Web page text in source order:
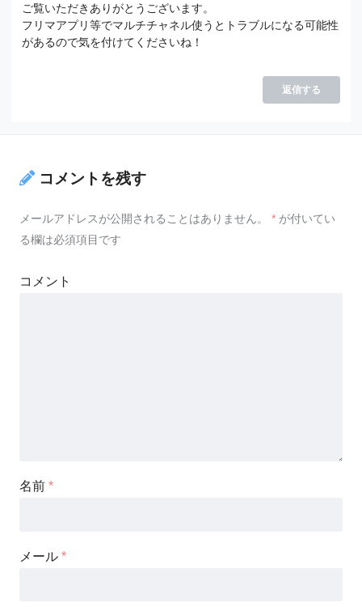
ご覧いただきありがとうございます。
フリマアプリ等でマルチチャネル使うとトラブルになる可能性
があるので気を付けてくださいね！
返信する
コメントを残す
メールアドレスが公開されることはありません。 * が付いてい
る欄は必須項目です
コメント
名前 *
メール *